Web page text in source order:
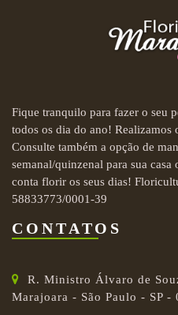
Fique tranquilo para fazer o seu
todos os dia do ano! Realizamos
Consulte também a opção de
semanal/quinzenal para sua casa
conta florir os seus dias!
58833773/0001-39
CONTATOS
R. Ministro Álvaro de
Marajoara - São Paulo - SP -